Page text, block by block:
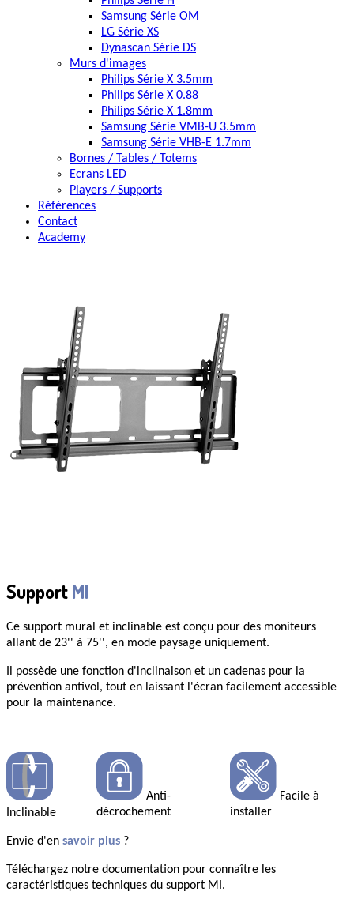
Samsung Série OM
LG Série XS
Dynascan Série DS
Murs d'images
Philips Série X 3.5mm
Philips Série X 0.88
Philips Série X 1.8mm
Samsung Série VMB-U 3.5mm
Samsung Série VHB-E 1.7mm
Bornes / Tables / Totems
Ecrans LED
Players / Supports
Références
Contact
Academy
SupportMI
Ce support mural et inclinable est conçu pour des moniteurs
allant de 23'' à 75'', en mode paysage uniquement.
Il possède une fonction d'inclinaison et un cadenas pour la
prévention antivol, tout en laissant l'écran facilement accessible
pour la maintenance.
Inclinable
Anti-
décrochement
Facile à
installer
Envie d'en savoir plus ?
Téléchargez notre documentation pour connaître les
caractéristiques techniques du support MI.